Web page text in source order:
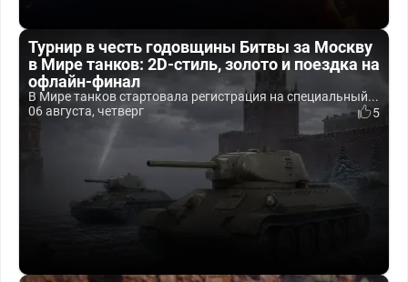
Турнир в честь годовщины Битвы за Москву
в Мире танков: 2D-стиль, золото и поездка на
офлайн-финал
В Мире танков стартовала регистрация на специальный...
06 августа, четверг
5